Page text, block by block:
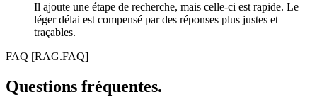
Il ajoute une étape de recherche, mais celle-ci est rapide. Le
léger délai est compensé par des réponses plus justes et
traçables.
FAQ [RAG.FAQ]
Questions fréquentes.